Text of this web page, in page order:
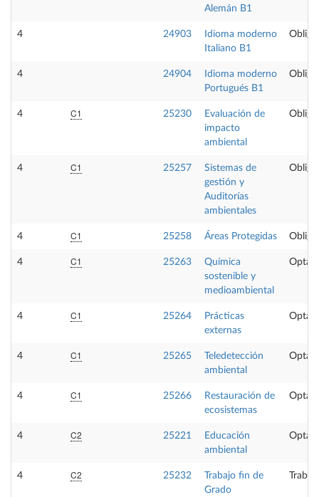
Alemán B1
4 24903
Idioma moderno
Italiano B1
4 24904
Idioma moderno
Portugués B1
4 C1 25230
Evaluación de
impacto
ambiental
4 C1 25257
Sistemas de
gestión y
Auditorías
ambientales
4 C1 25258 Áreas Protegidas
4 C1 25263
Química
sostenible y
medioambiental
4 C1 25264
Prácticas
externas
4 C1 25265
Teledetección
ambiental
4 C1 25266
Restauración de
ecosistemas
4 C2 25221
Educación
ambiental
4 C2 25232
Trabajo fin de
Grado